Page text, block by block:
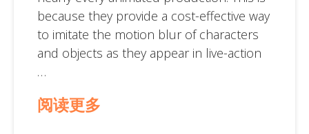
because they provide a cost-effective way
to imitate the motion blur of characters
and objects as they appear in live-action
…
阅读更多